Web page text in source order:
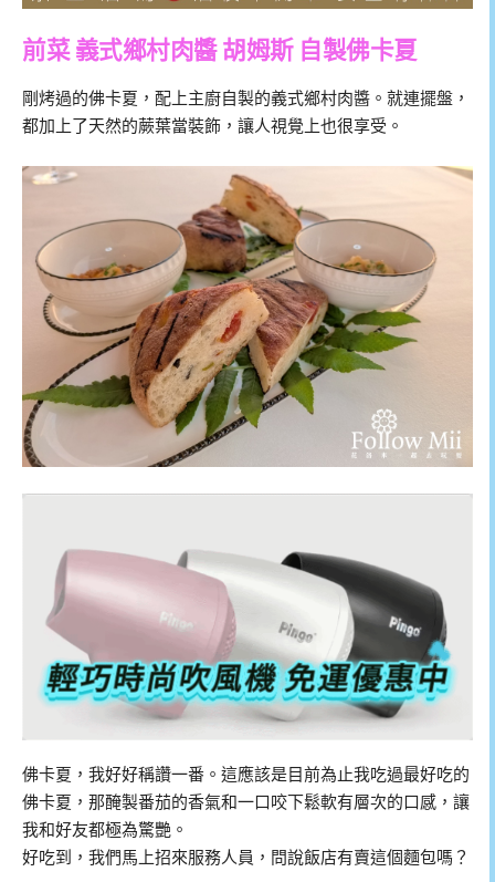
前菜 義式鄉村肉醬 胡姆斯 自製佛卡夏
剛烤過的佛卡夏，配上主廚自製的義式鄉村肉醬。就連擺盤，
都加上了天然的蕨葉當裝飾，讓人視覺上也很享受。
佛卡夏，我好好稱讚一番。這應該是目前為止我吃過最好吃的
佛卡夏，那醃製番茄的香氣和一口咬下鬆軟有層次的口感，讓
我和好友都極為驚艷。
好吃到，我們馬上招來服務人員，問說飯店有賣這個麵包嗎？